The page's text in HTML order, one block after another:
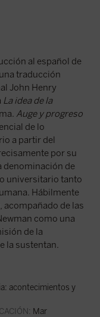
al español de
traducción
John Henry
La idea de la
Auge y progreso
de lo
a partir del
por su
denominación de
universitario tanto
Hábilmente
acompañado de las
como una
de la
la sustentan.
acontecimientos y
Mar